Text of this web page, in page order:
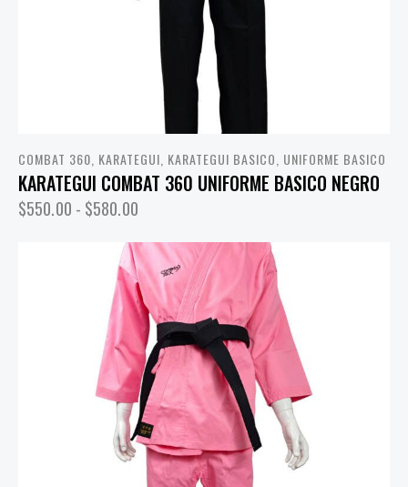
COMBAT 360 KARATEGUI KARATEGUI BASICO UNIFORME BASICO
KARATEGUI COMBAT 360 UNIFORME BASICO NEGRO
$550.00 - $580.00